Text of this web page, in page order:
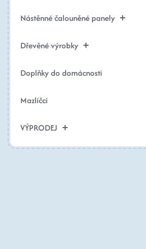
Nástěnné čalouněné panely
Dřevěné výrobky
Doplňky do domácnosti
Mazlíčci
VÝPRODEJ